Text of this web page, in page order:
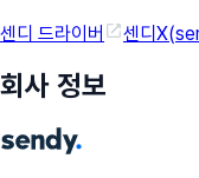
센디 드라이버 센디
회사 정보